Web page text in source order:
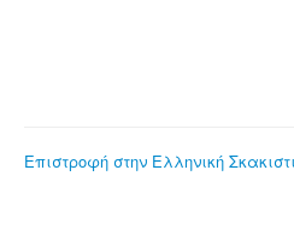
Επιστροφή στην Ελληνική